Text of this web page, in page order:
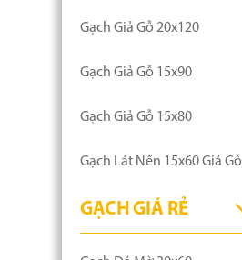
Gạch Giả Gỗ 20x120
Gạch Giả Gỗ 15x90
Gạch Giả Gỗ 15x80
Gạch Lát Nền 15x60 Giả Gỗ
GẠCH GIÁ RẺ